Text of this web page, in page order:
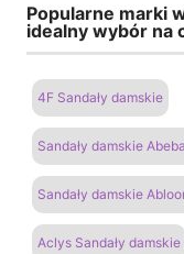
Popularne marki
idealny wybór na
4F Sandały damskie
Sandały damskie
Sandały damskie
Aclys Sandały damskie